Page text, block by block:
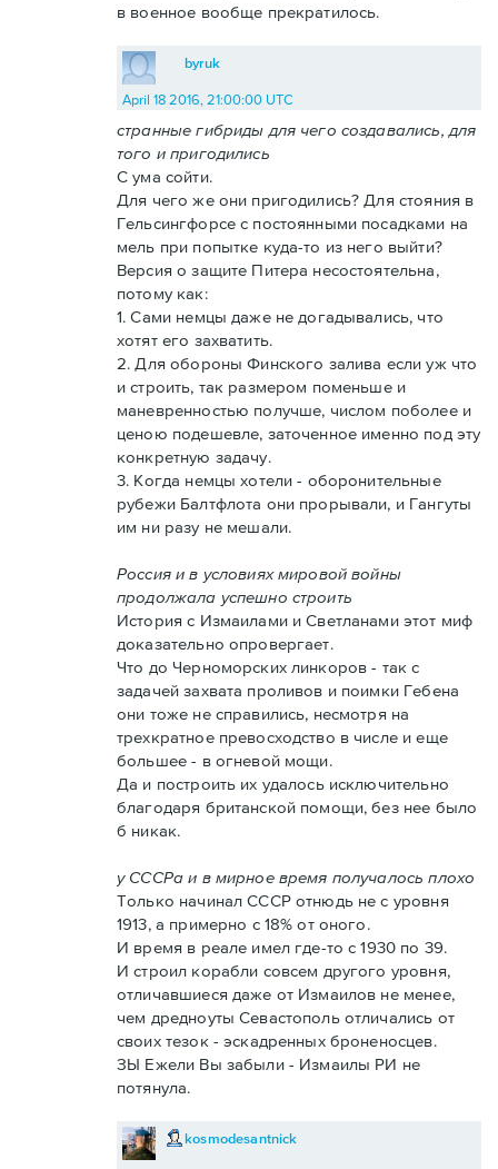
в военное вообще прекратилось.
byruk
April 18 2016, 21:00:00 UTC
странные гибриды для чего создавались, для
того и пригодились
С ума сойти.
Для чего же они пригодились? Для стояния в
Гельсингфорсе с постоянными посадками на
мель при попытке куда-то из него выйти?
Версия о защите Питера несостоятельна,
потому как:
1. Сами немцы даже не догадывались, что
хотят его захватить.
2. Для обороны Финского залива если уж что
и строить, так размером поменьше и
маневренностью получше, числом поболее и
ценою подешевле, заточенное именно под эту
конкретную задачу.
3. Когда немцы хотели - оборонительные
рубежи Балтфлота они прорывали, и Гангуты
им ни разу не мешали.
Россия и в условиях мировой войны
продолжала успешно строить
История с Измаилами и Светланами этот миф
доказательно опровергает.
Что до Черноморских линкоров - так с
задачей захвата проливов и поимки Гебена
они тоже не справились, несмотря на
трехкратное превосходство в числе и еще
большее - в огневой мощи.
Да и построить их удалось исключительно
благодаря британской помощи, без нее было
б никак.
у СССРа и в мирное время получалось плохо
Только начинал СССР отнюдь не с уровня
1913, а примерно с 18% от оного.
И время в реале имел где-то с 1930 по 39.
И строил корабли совсем другого уровня,
отличавшиеся даже от Измаилов не менее,
чем дредноуты Севастополь отличались от
своих тезок - эскадренных броненосцев.
ЗЫ Ежели Вы забыли - Измаилы РИ не
потянула.
kosmodesantnick